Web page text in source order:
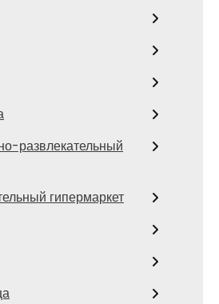
развлекательный
гипермаркет